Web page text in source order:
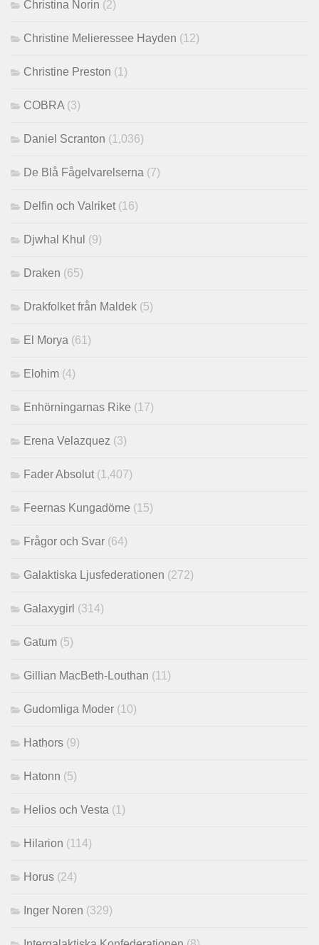
Christina Norin (2)
Christine Melieressee Hayden (12)
Christine Preston (1)
COBRA (3)
Daniel Scranton (1,036)
De Blå Fågelvarelserna (7)
Delfin och Valriket (16)
Djwhal Khul (9)
Draken (65)
Drakfolket från Maldek (5)
El Morya (61)
Elohim (4)
Enhörningarnas Rike (17)
Erena Velazquez (3)
Fader Absolut (1,407)
Feernas Kungadöme (15)
Frågor och Svar (64)
Galaktiska Ljusfederationen (272)
Galaxygirl (314)
Gatum (5)
Gillian MacBeth-Louthan (11)
Gudomliga Moder (10)
Hathors (9)
Hatonn (5)
Helios och Vesta (1)
Hilarion (114)
Horus (24)
Inger Noren (329)